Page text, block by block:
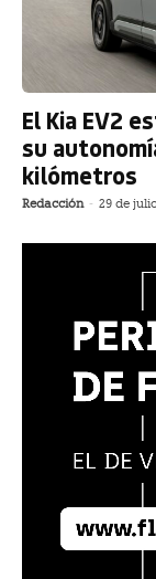
El Kia EV2
su
kilómetros
Redacción - 29 de